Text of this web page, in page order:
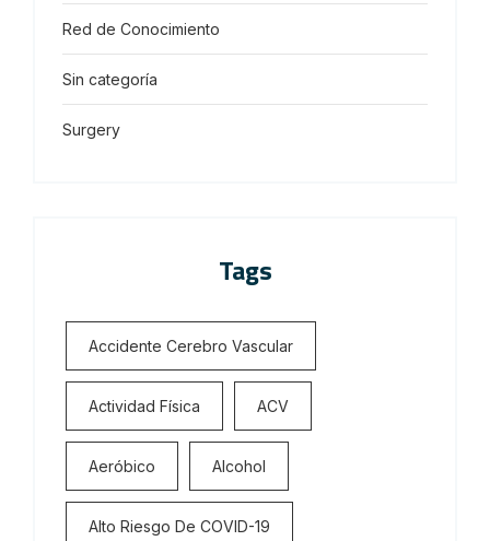
Red de Conocimiento
Sin categoría
Surgery
Tags
Accidente Cerebro Vascular
Actividad Física ACV
Aeróbico Alcohol
Alto Riesgo De COVID-19